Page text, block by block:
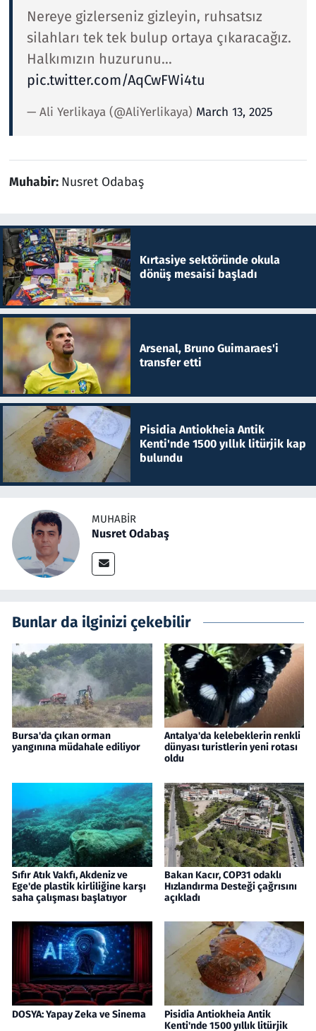
Nereye gizlerseniz gizleyin, ruhsatsız
silahları tek tek bulup ortaya çıkaracağız.
Halkımızın huzurunu…
pic.twitter.com/AqCwFWi4tu
— Ali Yerlikaya (@AliYerlikaya) March 13, 2025
Muhabir: Nusret Odabaş
Kırtasiye sektöründe okula
dönüş mesaisi başladı
Arsenal, Bruno Guimaraes'i
transfer etti
Pisidia Antiokheia Antik
Kenti'nde 1500 yıllık litürjik kap
bulundu
MUHABIR
Nusret Odabaş
Bunlar da ilginizi çekebilir
Bursa'da çıkan orman
yangınına müdahale ediliyor
Antalya'da kelebeklerin renkli
dünyası turistlerin yeni rotası
oldu
Sıfır Atık Vakfı, Akdeniz ve
Ege'de plastik kirliliğine karşı
saha çalışması başlatıyor
Bakan Kacır, COP31 odaklı
Hızlandırma Desteği çağrısını
açıkladı
DOSYA: Yapay Zeka ve Sinema
Pisidia Antiokheia Antik
Kenti'nde 1500 yıllık litürjik